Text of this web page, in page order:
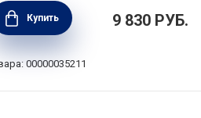
и уксуса 450 мл,
трюфель, Emile Henry,
710215
Купить 9 830 РУБ.
00000035211